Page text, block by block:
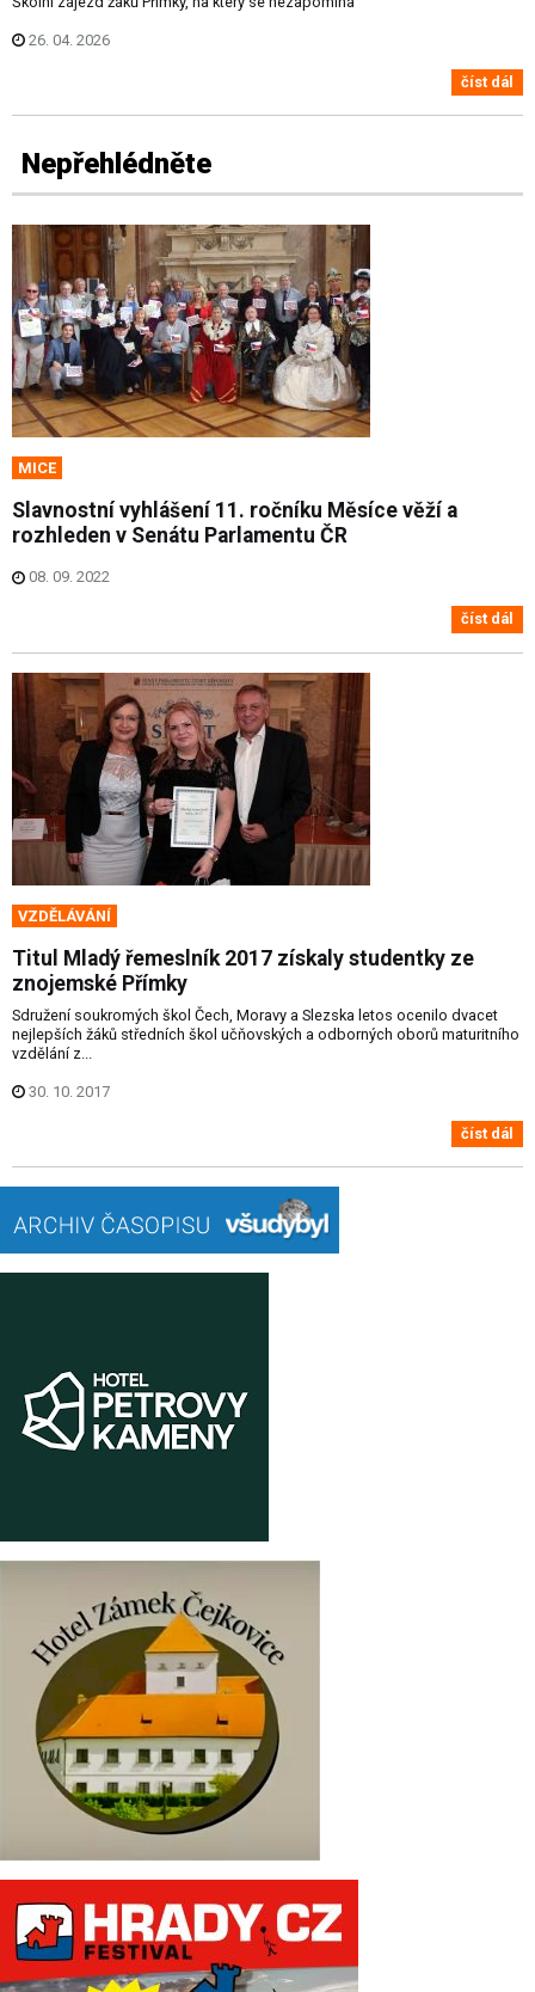
26. 04. 2026
číst dál
Nepřehlédněte
MICE
Slavnostní vyhlášení 11. ročníku Měsíce věží a
rozhleden v Senátu Parlamentu ČR
08. 09. 2022
číst dál
VZDĚLÁVÁNÍ
Titul Mladý řemeslník 2017 získaly studentky ze
znojemské Přímky
Sdružení soukromých škol Čech, Moravy a Slezska letos ocenilo dvacet
nejlepších žáků středních škol učňovských a odborných oborů maturitního
vzdělání z...
30. 10. 2017
číst dál